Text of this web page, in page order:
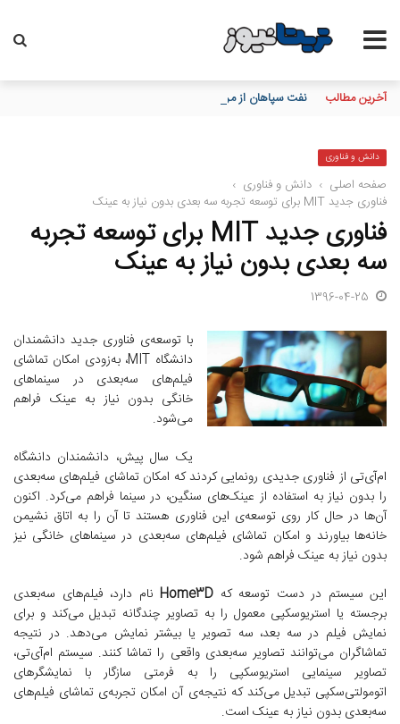
آخرین مطالب نفت سپاهان از مرجعیت قیمت در غرب آسیا تا میزبانی از اصحاب
دانش و فناوری
صفحه اصلی › دانش و فناوری ›
فناوری جدید MIT برای توسعه تجربه سه بعدی بدون نیاز به عینک
فناوری جدید MIT برای توسعه تجربه
سه بعدی بدون نیاز به عینک
1396-04-25
با توسعه‌ی فناوری جدید دانشمندان
دانشگاه MIT، به‌زودی امکان تماشای
فیلم‌های سه‌بعدی در سینماهای
خانگی بدون نیاز به عینک فراهم
می‌شود.
یک سال پیش، دانشمندان دانشگاه
ام‌آی‌تی از فناوری جدیدی رونمایی کردند که امکان تماشای فیلم‌های سه‌بعدی
را بدون نیاز به استفاده از عینک‌های سنگین، در سینما فراهم می‌کرد. اکنون
آن‌ها در حال کار روی توسعه‌ی این فناوری هستند تا آن را به اتاق نشیمن
خانه‌ها بیاورند و امکان تماشای فیلم‌های سه‌بعدی در سینماهای خانگی نیز
بدون نیاز به عینک فراهم شود.
این سیستم در دست توسعه که Home3D نام دارد، فیلم‌های سه‌بعدی
برجسته یا استریوسکپی معمول را به تصاویر چندگانه تبدیل می‌کند و برای
نمایش فیلم در سه بعد، سه تصویر یا بیشتر نمایش می‌دهد. در نتیجه
تماشاگران می‌توانند تصاویر سه‌بعدی واقعی را تماشا کنند. سیستم ام‌آی‌تی،
تصاویر سینمایی استریوسکپی را به فرمتی سازگار با نمایشگرهای
اتومولتی‌سکپی تبدیل می‌کند که نتیجه‌ی آن امکان تجربه‌ی تماشای فیلم‌های
سه‌بعدی بدون نیاز به عینک است.